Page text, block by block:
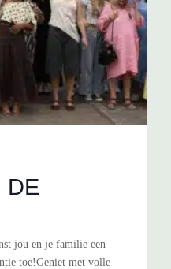
DE
jou en je familie een
toe!Geniet met volle